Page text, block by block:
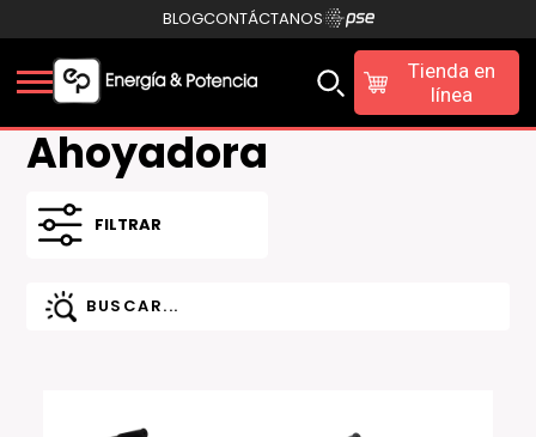
BLOGCONTÁCTANOS
Tienda en
línea
Ahoyadora
FILTRAR